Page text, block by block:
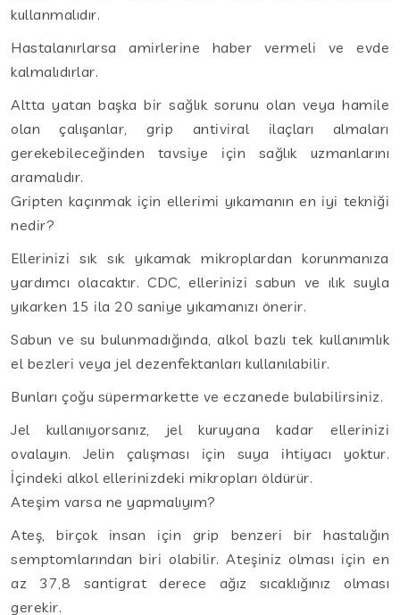
kullanmalıdır.
Hastalanırlarsa amirlerine haber vermeli ve evde
kalmalıdırlar.
Altta yatan başka bir sağlık sorunu olan veya hamile
olan çalışanlar, grip antiviral ilaçları almaları
gerekebileceğinden tavsiye için sağlık uzmanlarını
aramalıdır.
Gripten kaçınmak için ellerimi yıkamanın en iyi tekniği
nedir?
Ellerinizi sık sık yıkamak mikroplardan korunmanıza
yardımcı olacaktır. CDC, ellerinizi sabun ve ılık suyla
yıkarken 15 ila 20 saniye yıkamanızı önerir.
Sabun ve su bulunmadığında, alkol bazlı tek kullanımlık
el bezleri veya jel dezenfektanları kullanılabilir.
Bunları çoğu süpermarkette ve eczanede bulabilirsiniz.
Jel kullanıyorsanız, jel kuruyana kadar ellerinizi
ovalayın. Jelin çalışması için suya ihtiyacı yoktur.
İçindeki alkol ellerinizdeki mikropları öldürür.
Ateşim varsa ne yapmalıyım?
Ateş, birçok insan için grip benzeri bir hastalığın
semptomlarından biri olabilir. Ateşiniz olması için en
az 37,8 santigrat derece ağız sıcaklığınız olması
gerekir.